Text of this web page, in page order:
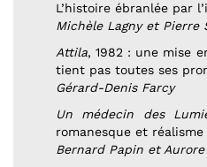
L’histoire ébranlée par
Michèle Lagny et Pierre
Attila, 1982 : une mise
tient pas toutes ses
Gérard-Denis Farcy
Un médecin des
romanesque et réalisme
Bernard Papin et